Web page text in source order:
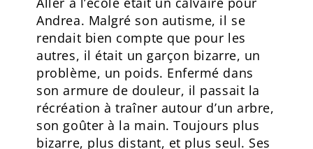
Andrea. Malgré son autisme, il se
rendait bien compte que pour les
autres, il était un garçon bizarre, un
problème, un poids. Enfermé dans
son armure de douleur, il passait la
récréation à traîner autour d’un arbre,
son goûter à la main. Toujours plus
bizarre, plus distant, et plus seul. Ses